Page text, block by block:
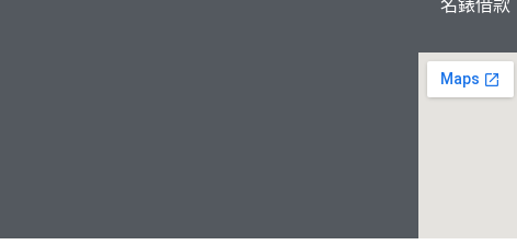
名錶借款